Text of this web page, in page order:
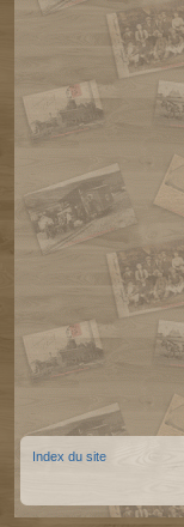
Index du site